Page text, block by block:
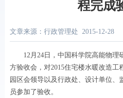
程完成
文章来源：行政管理处 2015-12-28
12月24日，中国科学院高能物理
方验收会，对2015住宅楼水暖改造工
园区会领导以及行政处、设计单位、
员参加了验收。